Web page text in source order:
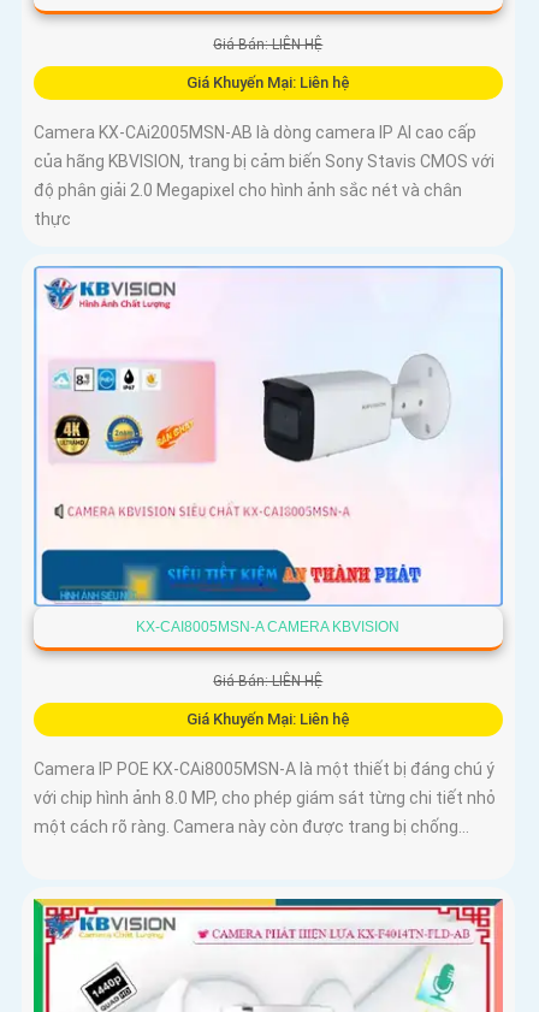
Giá Bán: LIÊN HỆ
Giá Khuyến Mại: Liên hệ
Camera KX-CAi2005MSN-AB là dòng camera IP AI cao cấp
của hãng KBVISION, trang bị cảm biến Sony Stavis CMOS với
độ phân giải 2.0 Megapixel cho hình ảnh sắc nét và chân
thực
KX-CAI8005MSN-A CAMERA KBVISION
Giá Bán: LIÊN HỆ
Giá Khuyến Mại: Liên hệ
Camera IP POE KX-CAi8005MSN-A là một thiết bị đáng chú ý
với chip hình ảnh 8.0 MP, cho phép giám sát từng chi tiết nhỏ
một cách rõ ràng. Camera này còn được trang bị chống...